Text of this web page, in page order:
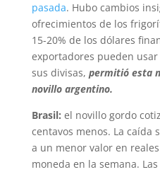
pasada. Hubo cambios
ofrecimientos de los
15-20% de los dólares
exportadores pueden
sus divisas, permitió esta
novillo argentino.
Brasil: el novillo gordo
centavos menos. La caída
a un menor valor en
moneda en la semana.